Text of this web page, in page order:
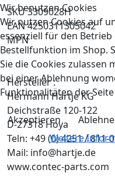
SKU 3309028H
EAN 4250311305042
MPN
Hersteller :
Hermann Hartje KG
Deichstraße 120-122
D-27318 Hoya
Teln: +49 (0) 4251 / 811-0
Mail: info@hartje.de
www.contec-parts.com
Wir benutzen Cookies
Wir nutzen Cookies auf
essenziell für den
Bestellfunktion im Shop.
Sie die Cookies zulassen
bei einer Ablehnung
Funktionalitäten der
Akzeptieren
Weitere